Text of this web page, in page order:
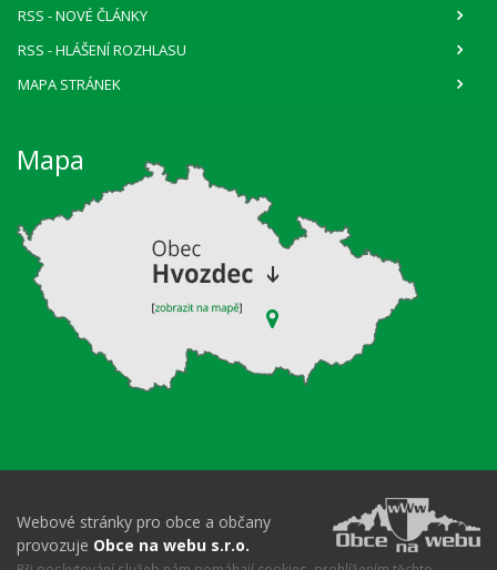
RSS - NOVÉ ČLÁNKY
RSS - HLÁŠENÍ ROZHLASU
MAPA STRÁNEK
Mapa
Webové stránky pro obce a občany
provozuje Obce na webu s.r.o.